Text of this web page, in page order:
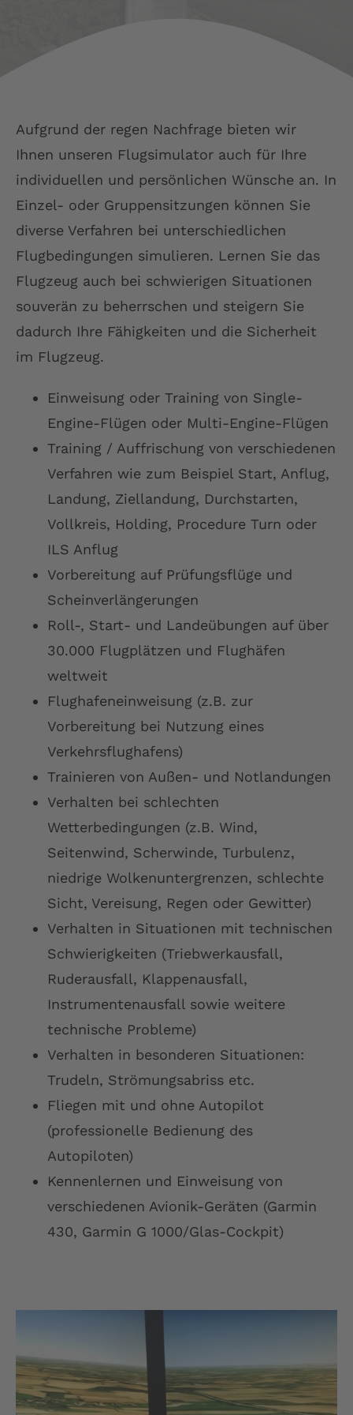
Kontakt
Deutsch
Aufgrund der regen Nachfrage bieten wir
Ihnen unseren Flugsimulator auch für Ihre
individuellen und persönlichen Wünsche an. In
Einzel- oder Gruppensitzungen können Sie
diverse Verfahren bei unterschiedlichen
Flugbedingungen simulieren. Lernen Sie das
Flugzeug auch bei schwierigen Situationen
souverän zu beherrschen und steigern Sie
dadurch Ihre Fähigkeiten und die Sicherheit
im Flugzeug.
Einweisung oder Training von Single-
Engine-Flügen oder Multi-Engine-Flügen
Training / Auffrischung von verschiedenen
Verfahren wie zum Beispiel Start, Anflug,
Landung, Ziellandung, Durchstarten,
Vollkreis, Holding, Procedure Turn oder
ILS Anflug
Vorbereitung auf Prüfungsflüge und
Scheinverlängerungen
Roll-, Start- und Landeübungen auf über
30.000 Flugplätzen und Flughäfen
weltweit
Flughafeneinweisung (z.B. zur
Vorbereitung bei Nutzung eines
Verkehrsflughafens)
Trainieren von Außen- und Notlandungen
Verhalten bei schlechten
Wetterbedingungen (z.B. Wind,
Seitenwind, Scherwinde, Turbulenz,
niedrige Wolkenuntergrenzen, schlechte
Sicht, Vereisung, Regen oder Gewitter)
Verhalten in Situationen mit technischen
Schwierigkeiten (Triebwerkausfall,
Ruderausfall, Klappenausfall,
Instrumentenausfall sowie weitere
technische Probleme)
Verhalten in besonderen Situationen:
Trudeln, Strömungsabriss etc.
Fliegen mit und ohne Autopilot
(professionelle Bedienung des
Autopiloten)
Kennenlernen und Einweisung von
verschiedenen Avionik-Geräten (Garmin
430, Garmin G 1000/Glas-Cockpit)